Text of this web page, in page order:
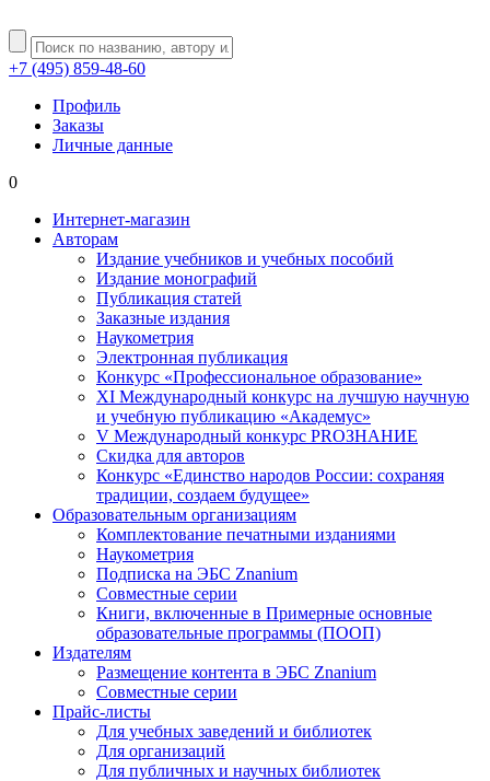
+7 (495) 859-48-60
Профиль
Заказы
Личные данные
0
Интернет-магазин
Авторам
Издание учебников и учебных пособий
Издание монографий
Публикация статей
Заказные издания
Наукометрия
Электронная публикация
Конкурс «Профессиональное образование»
XI Международный конкурс на лучшую научную
и учебную публикацию «Академус»
V Международный конкурс PROЗНАНИЕ
Скидка для авторов
Конкурс «Единство народов России: сохраняя
традиции, создаем будущее»
Образовательным организациям
Комплектование печатными изданиями
Наукометрия
Подписка на ЭБС Znanium
Совместные серии
Книги, включенные в Примерные основные
образовательные программы (ПООП)
Издателям
Размещение контента в ЭБС Znanium
Совместные серии
Прайс-листы
Для учебных заведений и библиотек
Для организаций
Для публичных и научных библиотек